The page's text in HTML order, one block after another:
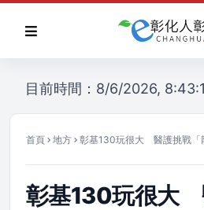
目前時間：8/6/2026,
首頁 地方 彰基130玩很大 醫護挑戰「
彰基130玩很大